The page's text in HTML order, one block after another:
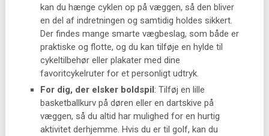
kan du hænge cyklen op på væggen, så den bliver
en del af indretningen og samtidig holdes sikkert.
Der findes mange smarte vægbeslag, som både er
praktiske og flotte, og du kan tilføje en hylde til
cykeltilbehør eller plakater med dine
favoritcykelruter for et personligt udtryk.
For dig, der elsker boldspil: Tilføj en lille
basketballkurv på døren eller en dartskive på
væggen, så du altid har mulighed for en hurtig
aktivitet derhjemme. Hvis du er til golf, kan du